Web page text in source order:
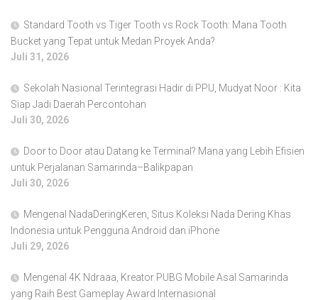
Standard Tooth vs Tiger Tooth vs Rock Tooth: Mana Tooth
Bucket yang Tepat untuk Medan Proyek Anda?
Juli 31, 2026
Sekolah Nasional Terintegrasi Hadir di PPU, Mudyat Noor : Kita
Siap Jadi Daerah Percontohan
Juli 30, 2026
Door to Door atau Datang ke Terminal? Mana yang Lebih Efisien
untuk Perjalanan Samarinda–Balikpapan
Juli 30, 2026
Mengenal NadaDeringKeren, Situs Koleksi Nada Dering Khas
Indonesia untuk Pengguna Android dan iPhone
Juli 29, 2026
Mengenal 4K Ndraaa, Kreator PUBG Mobile Asal Samarinda
yang Raih Best Gameplay Award Internasional